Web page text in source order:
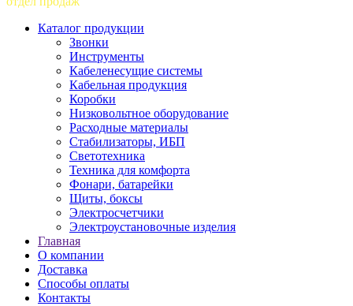
Каталог продукции
Звонки
Инструменты
Кабеленесущие системы
Кабельная продукция
Коробки
Низковольтное оборудование
Расходные материалы
Стабилизаторы, ИБП
Светотехника
Техника для комфорта
Фонари, батарейки
Щиты, боксы
Электросчетчики
Электроустановочные изделия
Главная
О компании
Доставка
Способы оплаты
Контакты